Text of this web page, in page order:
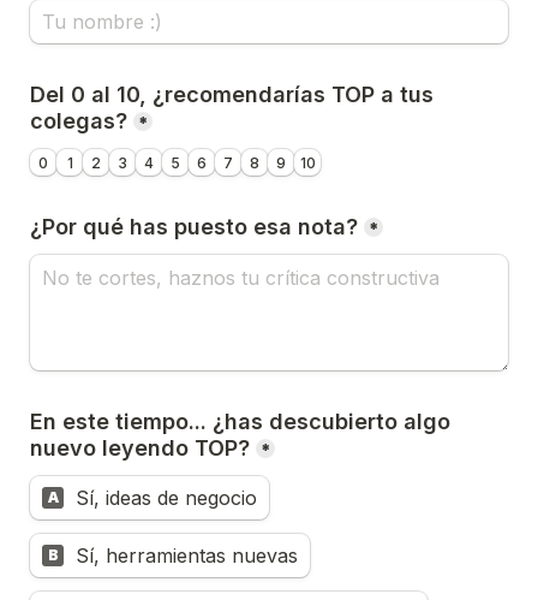
Del 0 al 10, ¿recomendarías TOP a tus
colegas? *
0 1 2 3 4 5 6 7 8 9 10
¿Por qué has puesto esa nota? *
En este tiempo... ¿has descubierto algo
nuevo leyendo TOP? *
A Sí, ideas de negocio
B Sí, herramientas nuevas